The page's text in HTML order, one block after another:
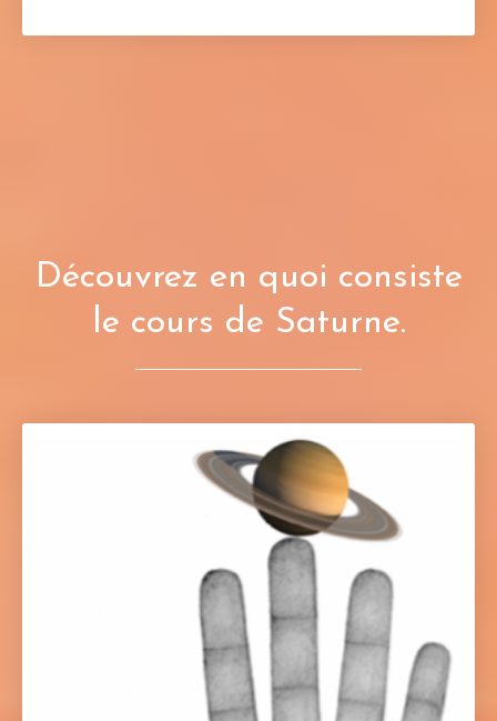
Découvrez en quoi consiste
le cours de Saturne.